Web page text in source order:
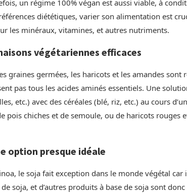
un régime 100% végan est aussi viable, à
diététiques, varier son alimentation est
les minéraux, vitamines, et autres nutriments.
végétariennes efficaces
graines germées, les haricots et les amandes
pas tous les acides aminés essentiels. Une
etc.) avec des céréales (blé, riz, etc.) au cours
pois chiches et de semoule, ou de haricots
option presque idéale
le soja fait exception dans le monde végétal
soja, et d’autres produits à base de soja sont